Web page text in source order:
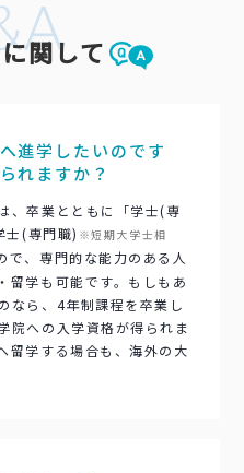
関して
進学したいのです
れますか？
、卒業とともに「学士(専
士(専門職) ※短期大学士相
で、専門的な能力のある人
留学も可能です。もしもあ
なら、4年制課程を卒業し
院への入学資格が得られま
留学する場合も、海外の大